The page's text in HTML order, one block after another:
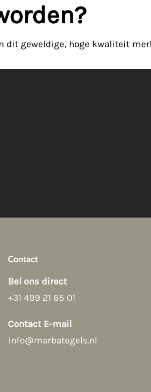
dit geweldige, hoge kwaliteit
Contact
Bel ons direct
+31 499 21 65 01
Contact E-mail
info@marbategels.nl